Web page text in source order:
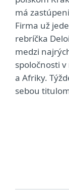
má
Firma už
rebríčka
medzi
spoločnosti
a Afriky.
sebou